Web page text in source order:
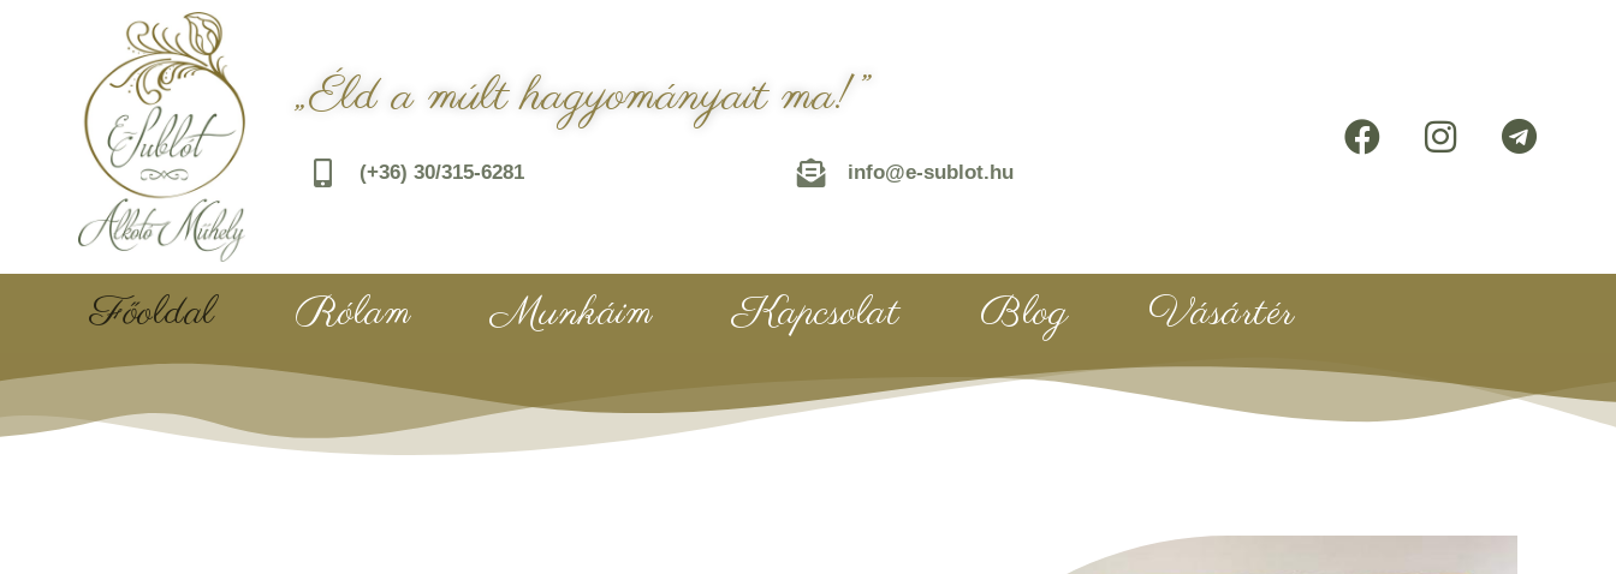
„Éld a múlt hagyományait ma!”
(+36) 30/315-6281 info@e-sublot.hu
Főoldal Rólam Munkáim Kapcsolat Blog Vásártér